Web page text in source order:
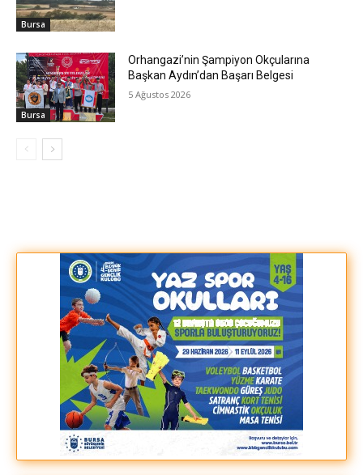
Bursa
Bursa
Orhangazi’nin Şampiyon Okçularına
Başkan Aydın’dan Başarı Belgesi
5 Ağustos 2026